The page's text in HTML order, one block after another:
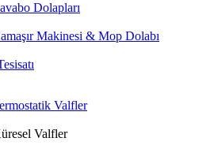
Dolapları
Makinesi & Mop Dolabı
Valfler
Valfler